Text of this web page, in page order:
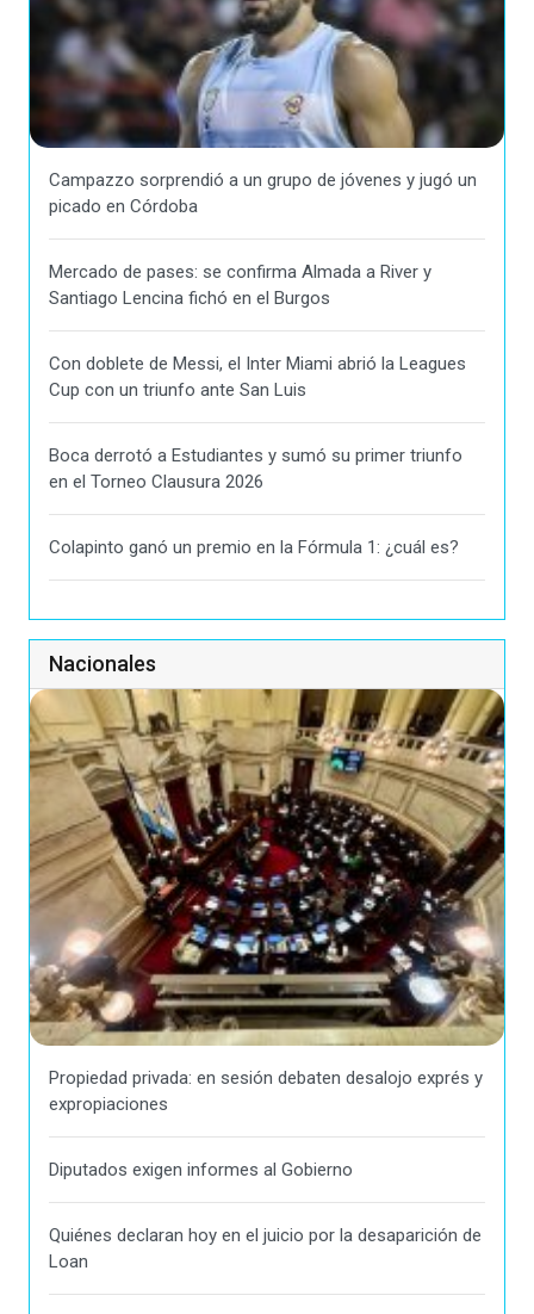
Campazzo sorprendió a un grupo de jóvenes y jugó un
picado en Córdoba
Mercado de pases: se confirma Almada a River y
Santiago Lencina fichó en el Burgos
Con doblete de Messi, el Inter Miami abrió la Leagues
Cup con un triunfo ante San Luis
Boca derrotó a Estudiantes y sumó su primer triunfo
en el Torneo Clausura 2026
Colapinto ganó un premio en la Fórmula 1: ¿cuál es?
Nacionales
Propiedad privada: en sesión debaten desalojo exprés y
expropiaciones
Diputados exigen informes al Gobierno
Quiénes declaran hoy en el juicio por la desaparición de
Loan